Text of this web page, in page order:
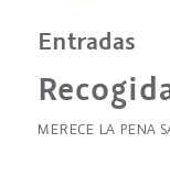
Entradas
MERECE LA PENA